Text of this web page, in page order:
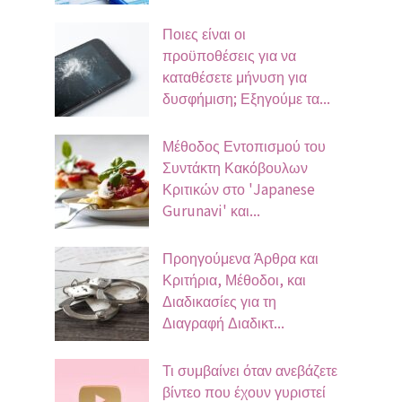
Ποιες είναι οι
προϋποθέσεις για να
καταθέσετε μήνυση για
δυσφήμιση; Εξηγούμε τα...
Μέθοδος Εντοπισμού του
Συντάκτη Κακόβουλων
Κριτικών στο 'Japanese
Gurunavi' και...
Προηγούμενα Άρθρα και
Κριτήρια, Μέθοδοι, και
Διαδικασίες για τη
Διαγραφή Διαδικτ...
Τι συμβαίνει όταν ανεβάζετε
βίντεο που έχουν γυριστεί